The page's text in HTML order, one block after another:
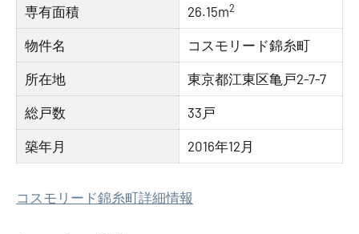
専有面積 26.15m2
物件名 コスモリード錦糸町
所在地 東京都江東区亀戸2-7-7
総戸数 33戸
築年月 2016年12月
コスモリード錦糸町詳細情報